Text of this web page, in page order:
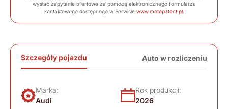
wysłać zapytanie ofertowe za pomocą elektronicznego formularza
kontaktowego dostępnego w Serwisie www.motopatent.pl.
Szczegóły pojazdu Auto w rozliczeniu
Marka:
Audi
Rok produkcji:
2026